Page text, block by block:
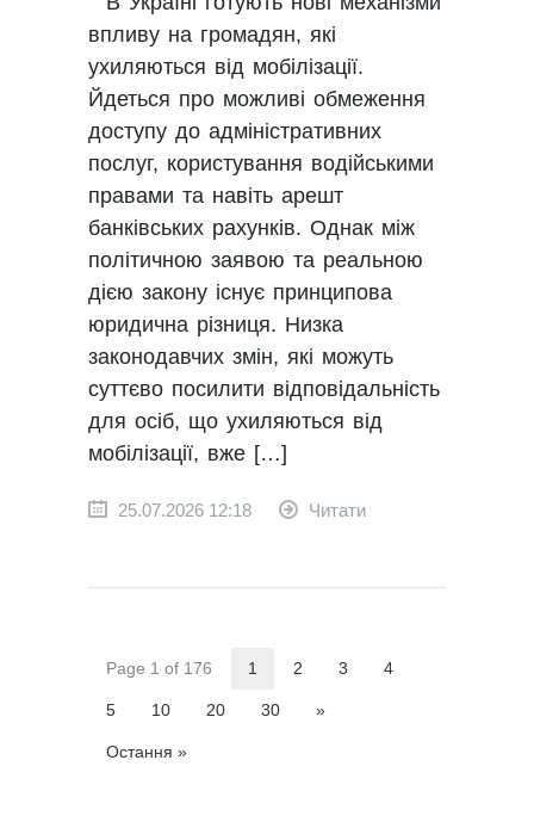
впливу на громадян, які
ухиляються від мобілізації.
Йдеться про можливі обмеження
доступу до адміністративних
послуг, користування водійськими
правами та навіть арешт
банківських рахунків. Однак між
політичною заявою та реальною
дією закону існує принципова
юридична різниця. Низка
законодавчих змін, які можуть
суттєво посилити відповідальність
для осіб, що ухиляються від
мобілізації, вже […]
25.07.2026 12:18 Читати
Page 1 of 176 1 2 3 4
5 10 20 30 »
Остання »